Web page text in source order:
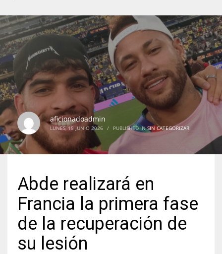
aficionadoadmin
LUNES, 15 JUNIO 2026 / PUBLISHED INSIN CATEGORIZAR
Abde realizará en
Francia la primera fase
de la recuperación de
su lesión